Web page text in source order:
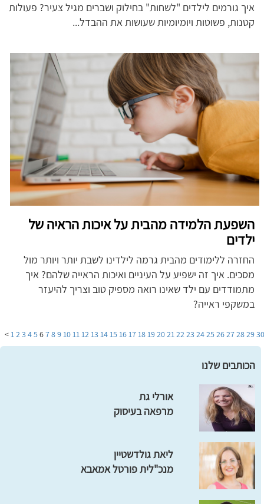
איך גורמים לילדים "לשחות" בחילוק ושברים מגיל צעיר? פעולות
קטנות, פשוטות ויומיומיות שעושות את ההבדל...
השפעת הלמידה מהבית על איכות הראיה של
ילדים
החזרה ללימודים מהבית גרמה לילדינו לשבת יותר ויותר מול
מסכים. איך זה ישפיע על העיניים ואיכות הראייה שלהם? איך
מתמודדים עם ילד שאינו רואה מספיק טוב וצריך להיעזר
במשקפי ראייה?
123456789101112131415161718192021222324252627282930
>
הכותבים שלנו
אורלי גת
מרפאה בעיסוק
ליאת גולדשטיין
מנכ"לית פורטל אמאבא